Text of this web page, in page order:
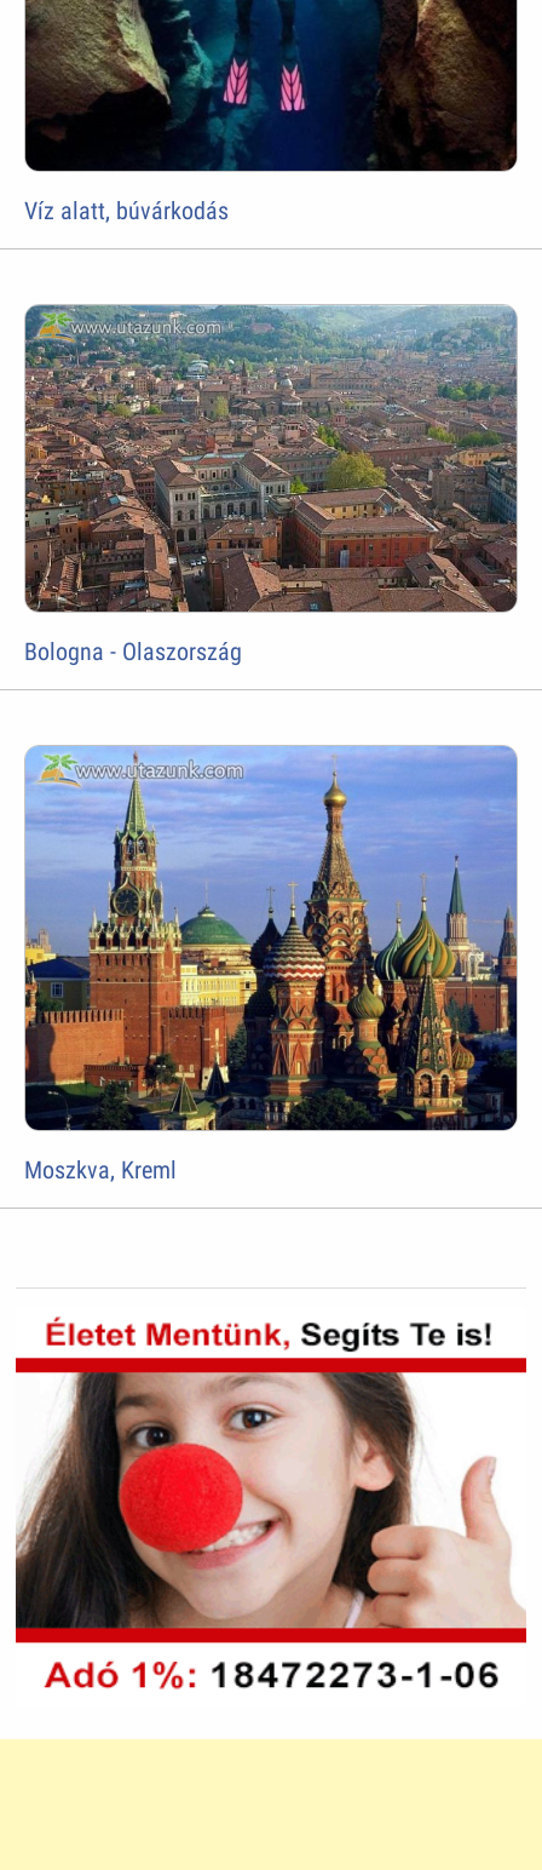
Víz alatt, búvárkodás
Bologna - Olaszország
Moszkva, Kreml